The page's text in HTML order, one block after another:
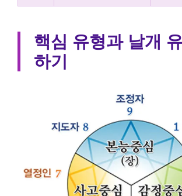
핵심 유형과 날개
하기